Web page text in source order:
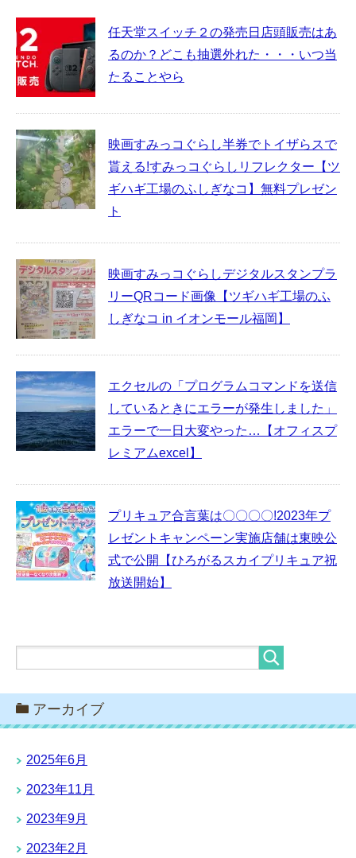
任天堂スイッチ２の発売日店頭販売はあ
るのか？どこも抽選外れた・・・いつ当
たることやら
映画すみっコぐらし半券でトイザらスで
貰える!すみっコぐらしリフレクター【ツ
ギハギ工場のふしぎなコ】無料プレゼン
ト
映画すみっコぐらしデジタルスタンプラ
リーQRコード画像【ツギハギ工場のふ
しぎなコ in イオンモール福岡】
エクセルの「プログラムコマンドを送信
しているときにエラーが発生しました」
エラーで一日大変やった…【オフィスプ
レミアムexcel】
プリキュア合言葉は〇〇〇〇!2023年プ
レゼントキャンペーン実施店舗は東映公
式で公開【ひろがるスカイプリキュア祝
放送開始】
アーカイブ
2025年6月
2023年11月
2023年9月
2023年2月